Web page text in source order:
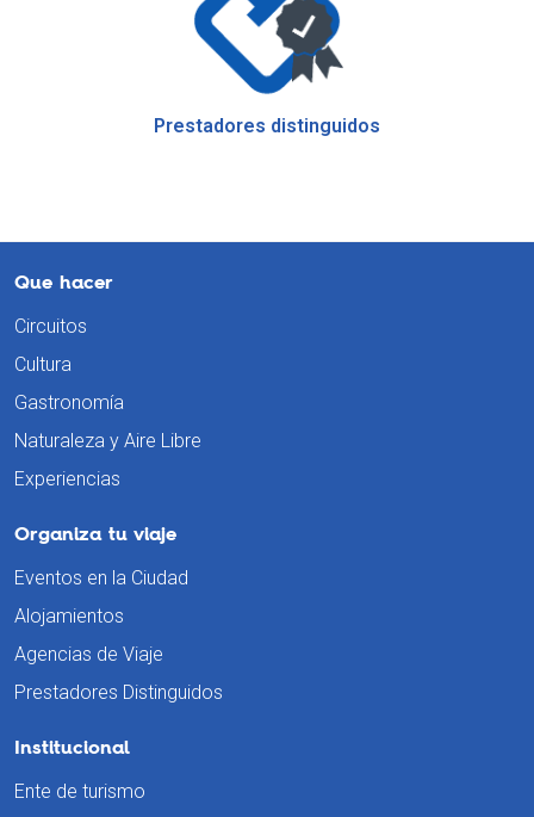
Prestadores distinguidos
Que hacer
Circuitos
Cultura
Gastronomía
Naturaleza y Aire Libre
Experiencias
Organiza tu viaje
Eventos en la Ciudad
Alojamientos
Agencias de Viaje
Prestadores Distinguidos
Institucional
Ente de turismo